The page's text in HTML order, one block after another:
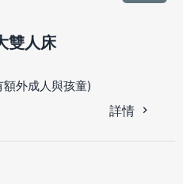
雙人床
外成人與孩童)
詳情